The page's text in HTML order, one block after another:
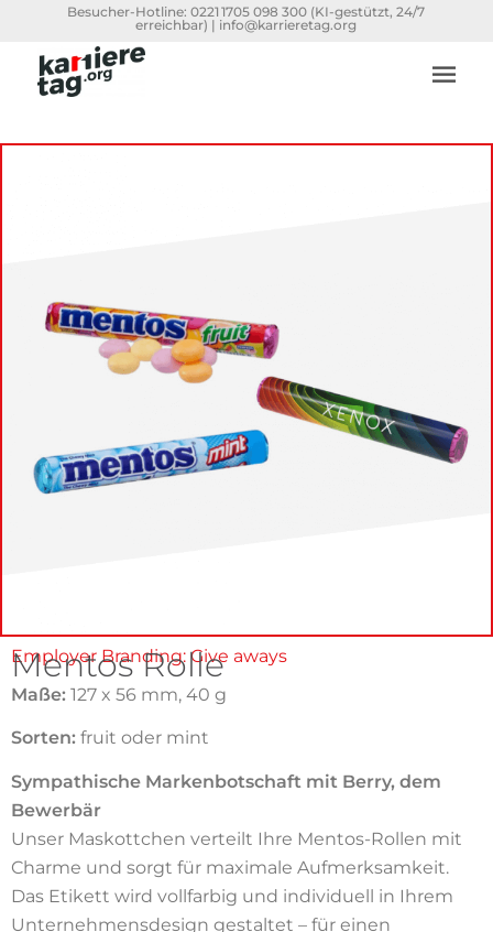
Besucher-Hotline:0221 1705 098 300 (KI-gestützt, 24/7
erreichbar) | info@karrieretag.org
Employer Branding: Give aways
Mentos Rolle
Maße: 127 x 56 mm, 40 g
Sorten: fruit oder mint
Sympathische Markenbotschaft mit Berry, dem
Bewerbär
Unser Maskottchen verteilt Ihre Mentos-Rollen mit
Charme und sorgt für maximale Aufmerksamkeit.
Das Etikett wird vollfarbig und individuell in Ihrem
Unternehmensdesign gestaltet – für einen